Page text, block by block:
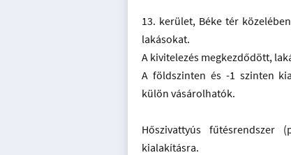
13. kerület, Béke tér
lakásokat.
A kivitelezés megkezdődött,
A földszinten és -1 szinten
külön vásárolhatók.
Hőszivattyús fűtésrendszer
kialakításra.